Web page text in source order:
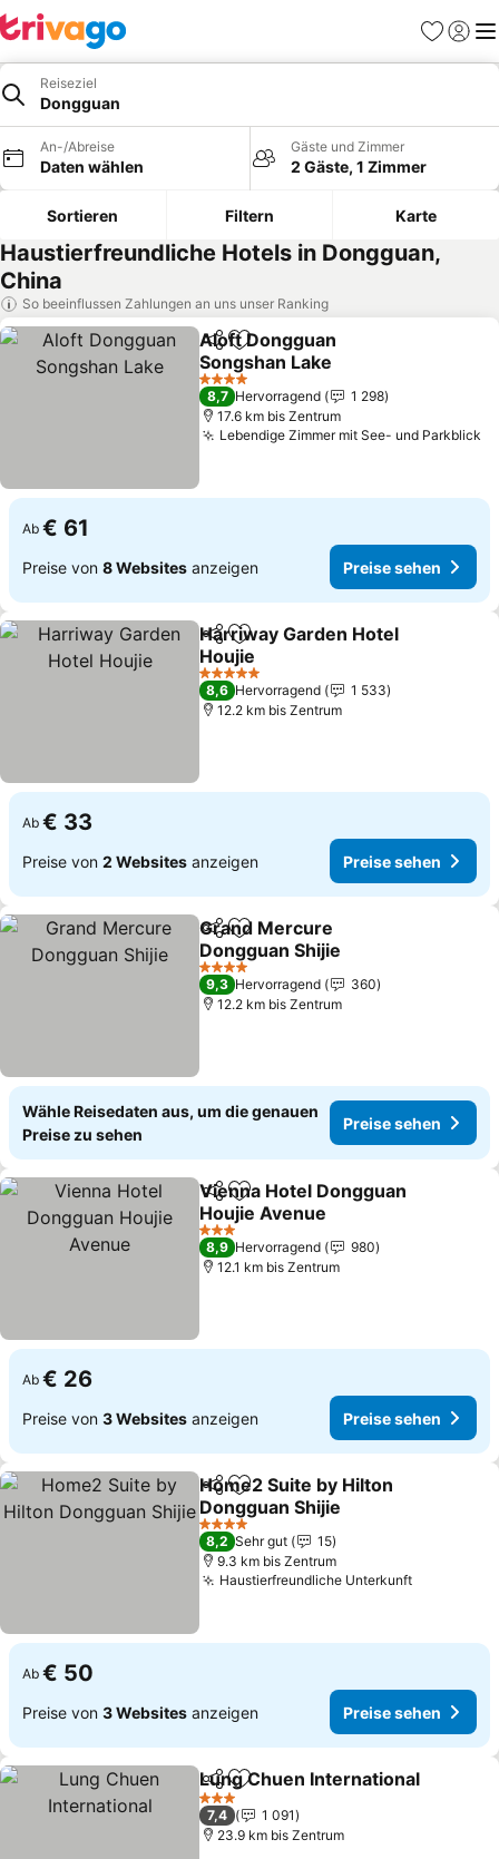
Favoriten
Reiseziel
Dongguan
An-/Abreise
Daten wählen
Gäste und Zimmer
2 Gäste, 1 Zimmer
Sortieren Filtern Karte
Haustierfreundliche Hotels in Dongguan,
China
So beeinflussen Zahlungen an uns unser Ranking
TeilenZu Favoriten hinzufügen
Aloft Dongguan
Songshan Lake
Preise sehen
4 Sterne
8,7 Hervorragend
1 298
17.6 km bis Zentrum
Lebendige Zimmer mit See- und Parkblick
Ab € 61
Preise von 8 Websites anzeigen Preise sehen
TeilenZu Favoriten hinzufügen
Harriway Garden Hotel
Houjie
Preise sehen
5 Sterne
8,6 Hervorragend
1 533
12.2 km bis Zentrum
Ab € 33
Preise von 2 Websites anzeigen Preise sehen
TeilenZu Favoriten hinzufügen
Grand Mercure
Dongguan Shijie
Preise sehen
4 Sterne
9,3 Hervorragend
360
12.2 km bis Zentrum
Wähle Reisedaten aus, um die genauen
Preise zu sehen
Preise sehen
TeilenZu Favoriten hinzufügen
Vienna Hotel Dongguan
Houjie Avenue
Preise sehen
3 Sterne
8,9 Hervorragend
980
12.1 km bis Zentrum
Ab € 26
Preise von 3 Websites anzeigen Preise sehen
TeilenZu Favoriten hinzufügen
Home2 Suite by Hilton
Dongguan Shijie
Preise sehen
4 Sterne
8,2 Sehr gut
15
9.3 km bis Zentrum
Haustierfreundliche UnterkunftPreise
Ab € 50
Preise von 3 Websites anzeigen Preise sehen
TeilenZu Favoriten hinzufügen
Lung Chuen International
3 Sterne
7,4
1 091
23.9 km bis Zentrum